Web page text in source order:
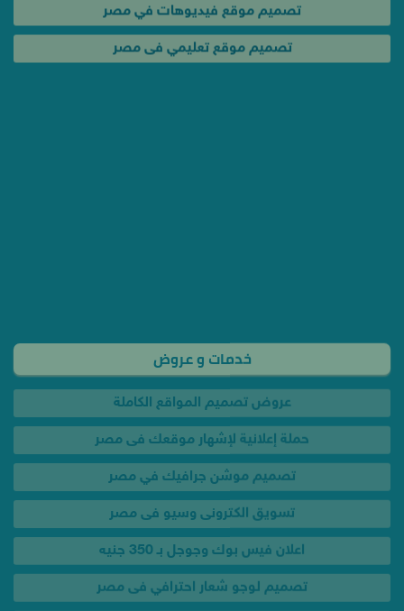
تصميم موقع فيديوهات في مصر
تصميم موقع تعليمي فى مصر
عروض تصميم المواقع الكاملة
حملة إعلانية لإشهار موقعك فى مصر
تصميم موشن جرافيك في مصر
تسويق الكترونى وسيو فى مصر
اعلان فيس بوك وجوجل بـ 350 جنيه
تصميم لوجو شعار احترافي فى مصر
تصميم ختم تجاري احترافي فى مصر
تصميم كارت بيزنس كارد فى مصر